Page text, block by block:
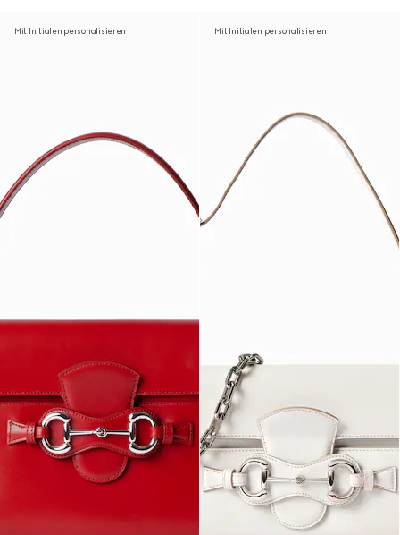
Mit Initialen personalisieren Mit Initialen personalisieren